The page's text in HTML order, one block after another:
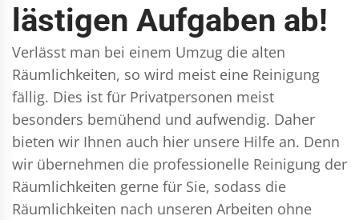
lästigen Aufgaben ab!
Verlässt man bei einem Umzug die alten
Räumlichkeiten, so wird meist eine Reinigung
fällig. Dies ist für Privatpersonen meist
besonders bemühend und aufwendig. Daher
bieten wir Ihnen auch hier unsere Hilfe an. Denn
wir übernehmen die professionelle Reinigung der
Räumlichkeiten gerne für Sie, sodass die
Räumlichkeiten nach unseren Arbeiten ohne